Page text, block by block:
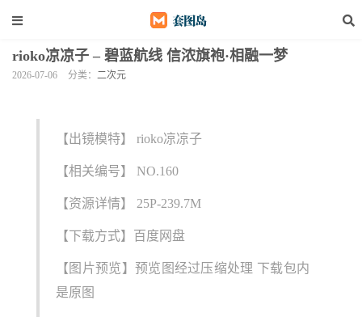
rioko凉凉子 – 碧蓝航线 信浓旗袍·相融一梦
2026-07-06 分类： 二次元
【出镜模特】 rioko凉凉子
【相关编号】 NO.160
【资源详情】 25P-239.7M
【下载方式】百度网盘
【图片预览】预览图经过压缩处理 下载包内
是原图